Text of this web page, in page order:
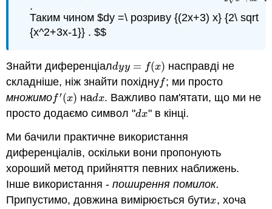
.
Таким чином $dy =\ розриву {(2x+3) х} {2\ sqrt
{x^2+3x-1}} . $$
Знайти диференціалdy
dyy = f(x)
y=f( x)
насправді не
складніше, ніж знайти похіднуf
f ; ми просто
множимоf′(x)
f′(x) наdx
dx. Важливо пам'ятати, що ми не
просто додаємо символ "dx
dx" в кінці.
Ми бачили практичне використання
диференціалів, оскільки вони пропонують
хороший метод прийняття певних наближень.
Інше використання -поширення помилок.
Припустимо, довжина вимірюється бутиx
x, хоча